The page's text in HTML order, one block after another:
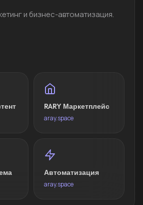
и бизнес-автоматизация.
RARY Маркетплейс
aray.space
Автоматизация
aray.space